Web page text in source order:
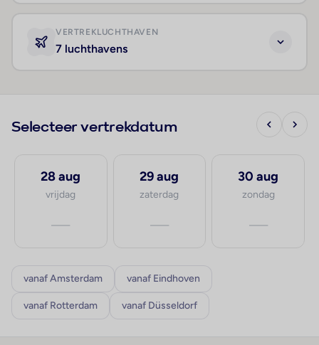
VERTREKLUCHTHAVEN
7 luchthavens
Selecteer vertrekdatum
28 aug
vrijdag
—
29 aug
zaterdag
—
30 aug
zondag
—
vanaf Amsterdam vanaf Eindhoven
vanaf Rotterdam vanaf Düsseldorf